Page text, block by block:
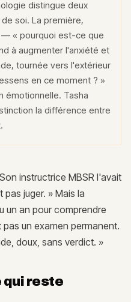
distingue deux
soi. La première,
« pourquoi est-ce que
à augmenter l'anxiété et
tournée vers l'extérieur
en ce moment ? »
émotionnelle. Tasha
la différence entre
instructrice MBSR l'avait
juger. » Mais la
un an pour comprendre
un examen permanent.
doux, sans verdict. »
qui reste